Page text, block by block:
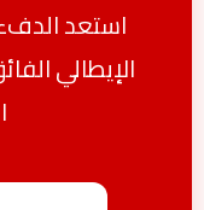
استعد
الإيطالي